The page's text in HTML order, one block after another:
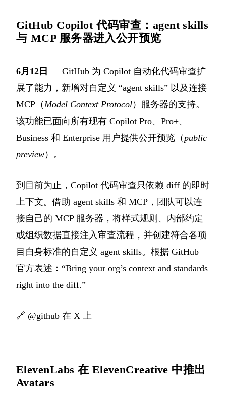
GitHub Copilot 代码审查：agent skills
与 MCP 服务器进入公开预览
6月12日 — GitHub 为 Copilot 自动化代码审查扩
展了能力，新增对自定义 “agent skills” 以及连接
MCP（Model Context Protocol）服务器的支持。
该功能已面向所有现有 Copilot Pro、Pro+、
Business 和 Enterprise 用户提供公开预览（public
preview）。
到目前为止，Copilot 代码审查只依赖 diff 的即时
上下文。借助 agent skills 和 MCP，团队可以连
接自己的 MCP 服务器，将样式规则、内部约定
或组织数据直接注入审查流程，并创建符合各项
目自身标准的自定义 agent skills。根据 GitHub
官方表述：“Bring your org’s context and standards
right into the diff.”
🔗 @github 在 X 上
ElevenLabs 在 ElevenCreative 中推出
Avatars